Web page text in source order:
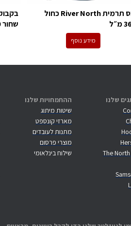
כוס תרמית River North כחול
מידע נוסף
שחור 720 מ״ל
שלנו
The
ההתמחויות שלנו
שיטות מיתוג
מארזי קונספט
מתנות לעובדים
מוצרי פרסום
שילוח בינלאומי